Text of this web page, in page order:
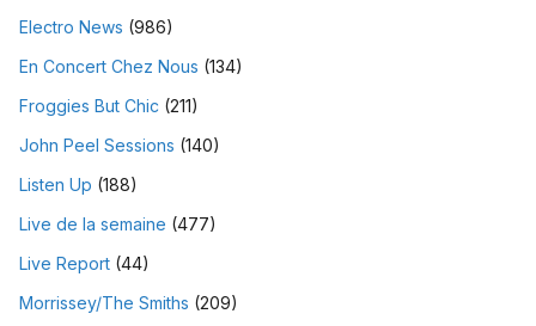
Electro News (986)
En Concert Chez Nous (134)
Froggies But Chic (211)
John Peel Sessions (140)
Listen Up (188)
Live de la semaine (477)
Live Report (44)
Morrissey/The Smiths (209)